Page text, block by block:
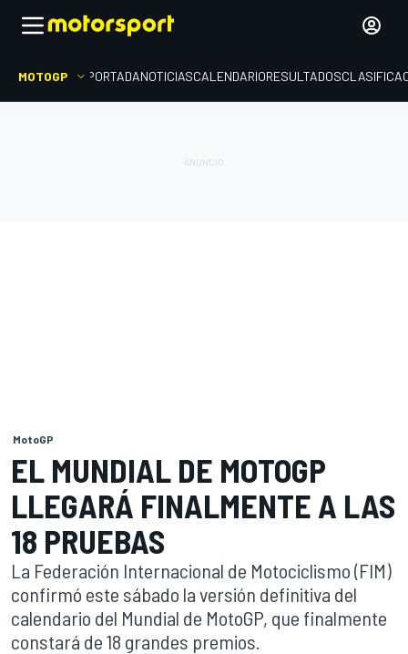
MOTOGP PORTADANOTICIASCALENDARIORESULTADOS
MotoGP
EL MUNDIAL DE MOTOGP
LLEGARÁ FINALMENTE A LAS
18 PRUEBAS
La Federación Internacional de Motociclismo (FIM)
confirmó este sábado la versión definitiva del
calendario del Mundial de MotoGP, que finalmente
constará de 18 grandes premios.